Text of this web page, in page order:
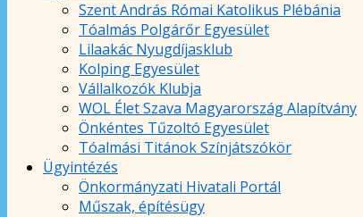
Szent András Római Katolikus Plébánia
Tóalmás Polgárőr Egyesület
Lilaakác Nyugdíjasklub
Kolping Egyesület
Vállalkozók Klubja
WOL Élet Szava Magyarország Alapítvány
Önkéntes Tűzoltó Egyesület
Tóalmási Titánok Színjátszókör
Ügyintézés
Önkormányzati Hivatali Portál
Műszak, építésügy